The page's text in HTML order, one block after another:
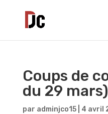
Coups de
du 29 mars)
par adminjco15| 4 avril